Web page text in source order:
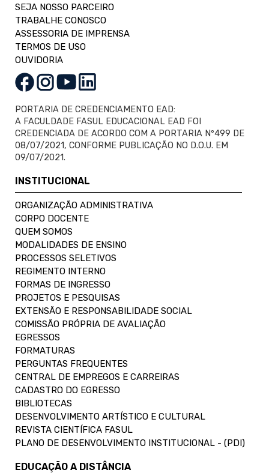
SEJA NOSSO PARCEIRO
TRABALHE CONOSCO
ASSESSORIA DE IMPRENSA
TERMOS DE USO
OUVIDORIA
PORTARIA DE CREDENCIAMENTO EAD:
A FACULDADE FASUL EDUCACIONAL EAD FOI
CREDENCIADA DE ACORDO COM A PORTARIA Nº499 DE
08/07/2021, CONFORME PUBLICAÇÃO NO D.O.U. EM
09/07/2021.
INSTITUCIONAL
ORGANIZAÇÃO ADMINISTRATIVA
CORPO DOCENTE
QUEM SOMOS
MODALIDADES DE ENSINO
PROCESSOS SELETIVOS
REGIMENTO INTERNO
FORMAS DE INGRESSO
PROJETOS E PESQUISAS
EXTENSÃO E RESPONSABILIDADE SOCIAL
COMISSÃO PRÓPRIA DE AVALIAÇÃO
EGRESSOS
FORMATURAS
PERGUNTAS FREQUENTES
CENTRAL DE EMPREGOS E CARREIRAS
CADASTRO DO EGRESSO
BIBLIOTECAS
DESENVOLVIMENTO ARTÍSTICO E CULTURAL
REVISTA CIENTÍFICA FASUL
PLANO DE DESENVOLVIMENTO INSTITUCIONAL - (PDI)
EDUCAÇÃO A DISTÂNCIA